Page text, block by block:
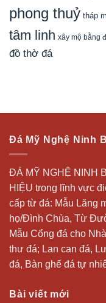
phong thuỷ tháp
tâm linh xây mộ bằng
đồ thờ đá
Đá Mỹ Nghệ Ninh
ĐÁ MỸ NGHỆ NINH
HIỆU trong lĩnh vực
cấp từ đá: Mẫu Lăng
họ/Đình Chùa, Từ
Mẫu Cổng đá cho
thư đá; Lan can đá,
đá, Bàn ghế đá tự
Bài viết mới